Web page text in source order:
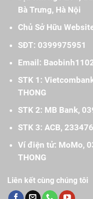
Bà Trưng, Hà Nội
Chủ Sở Hữu
SĐT: 0399975951
Email:
STK 1:
THONG
STK 2: MB Bank,
STK 3: ACB,
Ví điện tử: MoMo,
THONG
Liên kết cùng chúng tôi